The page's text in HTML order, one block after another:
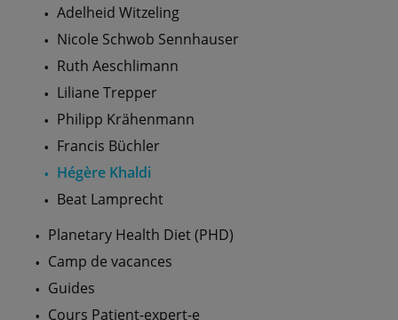
Adelheid Witzeling
Nicole Schwob Sennhauser
Ruth Aeschlimann
Liliane Trepper
Philipp Krähenmann
Francis Büchler
Hégère Khaldi
Beat Lamprecht
Planetary Health Diet (PHD)
Camp de vacances
Guides
Cours Patient-expert-e